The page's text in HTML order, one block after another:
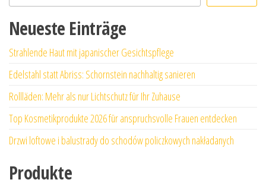
Neueste Einträge
Strahlende Haut mit japanischer Gesichtspflege
Edelstahl statt Abriss: Schornstein nachhaltig sanieren
Rollläden: Mehr als nur Lichtschutz für Ihr Zuhause
Top Kosmetikprodukte 2026 für anspruchsvolle Frauen entdecken
Drzwi loftowe i balustrady do schodów policzkowych nakładanych
Produkte